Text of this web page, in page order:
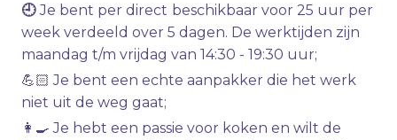
🕘Je bent per direct beschikbaar voor 25 uur per
week verdeeld over 5 dagen. De werktijden zijn
maandag t/m vrijdag van 14:30 - 19:30 uur;
💪🏻 Je bent een echte aanpakker die het werk
niet uit de weg gaat;
👩‍🍳 Je hebt een passie voor koken en wilt de